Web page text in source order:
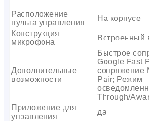
Расположение
пульта управления
На корпусе
Конструкция
микрофона
Встроенный
Дополнительные
возможности
Быстрое
Google Fast
сопряжение
Pair; Режим
Through/
Приложение для
управления
да